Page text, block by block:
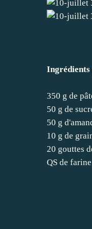
Ingrédients
350 g de
50 g de
50 g
10 g de
20 gouttes
QS de farine